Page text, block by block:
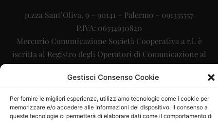
Gestisci Consenso Cookie
Per fornire le migliori esperienze, utilizziamo tecnologie come i cookie per
memorizzare e/o accedere alle informazioni del dispositivo. Il consenso a
queste tecnologie ci permetterà di elaborare dati come il comportamento di
p.zza Sant’Oliva, 9 – 90141 – Palermo – 091335557
P.IVA: 06334930820
Mercurio Comunicazione Società Cooperativa a r.l. è
iscritta al Registro degli Operatori di Comunicazione al
numero 26988